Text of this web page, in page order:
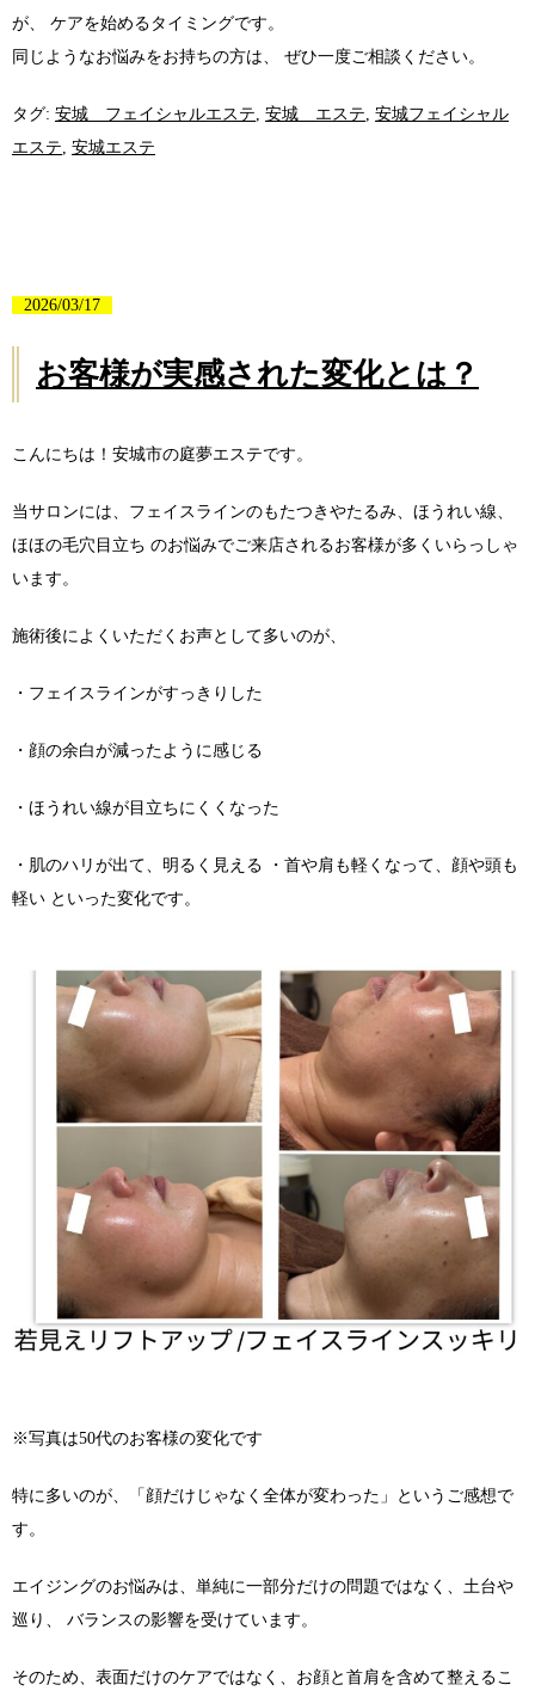
が、 ケアを始めるタイミングです。
同じようなお悩みをお持ちの方は、 ぜひ一度ご相談ください。
タグ: 安城 フェイシャルエステ, 安城 エステ, 安城フェイシャル
エステ, 安城エステ
2026/03/17
お客様が実感された変化とは？
こんにちは！安城市の庭夢エステです。
当サロンには、フェイスラインのもたつきやたるみ、ほうれい線、
ほほの毛穴目立ち のお悩みでご来店されるお客様が多くいらっしゃ
います。
施術後によくいただくお声として多いのが、
・フェイスラインがすっきりした
・顔の余白が減ったように感じる
・ほうれい線が目立ちにくくなった
・肌のハリが出て、明るく見える ・首や肩も軽くなって、顔や頭も
軽い といった変化です。
※写真は50代のお客様の変化です
特に多いのが、「顔だけじゃなく全体が変わった」というご感想で
す。
エイジングのお悩みは、単純に一部分だけの問題ではなく、土台や
巡り、 バランスの影響を受けています。
そのため、表面だけのケアではなく、お顔と首肩を含めて整えるこ